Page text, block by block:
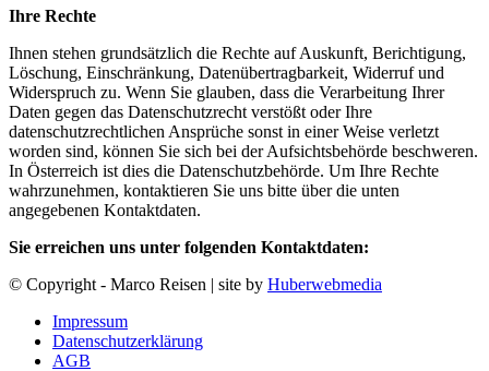
Ihre Rechte
Ihnen stehen grundsätzlich die Rechte auf Auskunft, Berichtigung,
Löschung, Einschränkung, Datenübertragbarkeit, Widerruf und
Widerspruch zu. Wenn Sie glauben, dass die Verarbeitung Ihrer
Daten gegen das Datenschutzrecht verstößt oder Ihre
datenschutzrechtlichen Ansprüche sonst in einer Weise verletzt
worden sind, können Sie sich bei der Aufsichtsbehörde beschweren.
In Österreich ist dies die Datenschutzbehörde. Um Ihre Rechte
wahrzunehmen, kontaktieren Sie uns bitte über die unten
angegebenen Kontaktdaten.
Sie erreichen uns unter folgenden Kontaktdaten:
© Copyright - Marco Reisen | site by Huberwebmedia
Impressum
Datenschutzerklärung
AGB